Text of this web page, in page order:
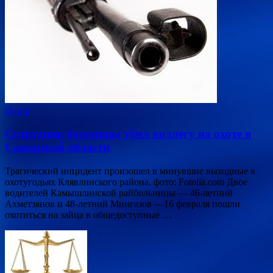
Охота
Сотрудник больницы убил коллегу на охоте в
Самарской области
Трагический инцидент произошел в минувшие выходные в
охотугодьях Клявлинского района. фото: Fotolia.com Двое
водителей Камышлинской райбольницы — 46-летний
Ахметзянов и 48-летний Мингазов —16 февраля пошли
охотиться на зайца в общедоступные …